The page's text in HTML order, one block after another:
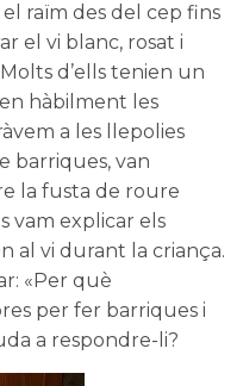
raïm des del cep fins
el vi blanc, rosat i
d’ells tenien un
hàbilment les
a les llepolies
barriques, van
la fusta de roure
vam explicar els
al vi durant la criança.
«Per què
per fer barriques i
a respondre-li?